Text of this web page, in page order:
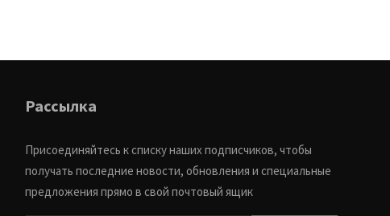
Рассылка
Присоединяйтесь к списку наших подписчиков, чтобы
получать последние новости, обновления и специальные
предложения прямо в свой почтовый ящик